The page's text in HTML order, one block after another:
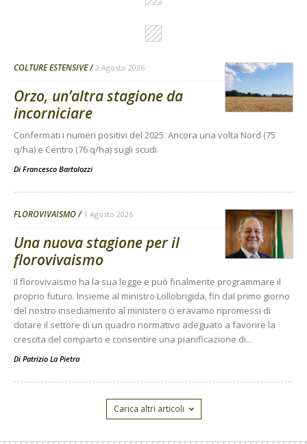
COLTURE ESTENSIVE 2 Agosto 2026
Orzo, un’altra stagione da
incorniciare
Confermati i numeri positivi del 2025. Ancora una volta Nord (75
q/ha) e Centro (76 q/ha) sugli scudi
Di Francesco Bartolozzi
FLOROVIVAISMO 1 Agosto 2026
Una nuova stagione per il
florovivaismo
Il florovivaismo ha la sua legge e può finalmente programmare il
proprio futuro. Insieme al ministro Lollobrigida, fin dal primo giorno
del nostro insediamento al ministero ci eravamo ripromessi di
dotare il settore di un quadro normativo adeguato a favorire la
crescita del comparto e consentire una pianificazione di...
Di Patrizio La Pietra -
Carica altri articoli